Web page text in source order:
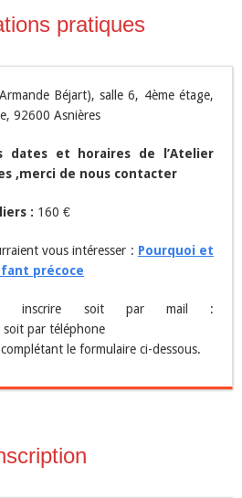
pratiques
Béjart), salle 6, 4ème étage,
92600 Asnières
dates et horaires de l’Atelier
,merci de nous contacter
: 160 €
vous intéresser : Pourquoi et
précoce
inscrire soit par mail :
soit par téléphone
le formulaire ci-dessous.